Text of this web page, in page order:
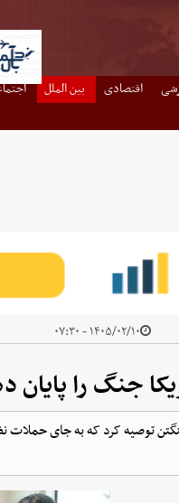
اقتصادی بین الملل
۱۴۰۵/۰۲/۱۰ - ۰۷:۳۰
جنگ را پایان
توصیه کرد که به جای حملات